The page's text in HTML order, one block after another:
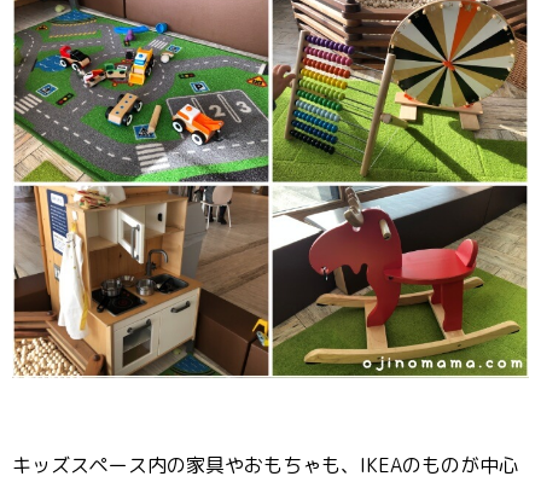
キッズスペース内の家具やおもちゃも、IKEAのものが中心